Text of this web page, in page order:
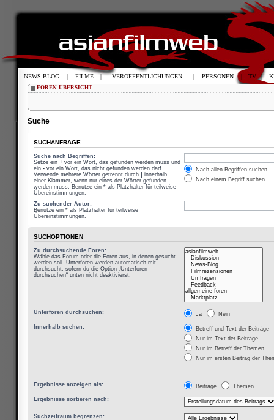
FOREN-ÜBERSICHT
Suche
SUCHANFRAGE
Suche nach Begriffen:
Setze ein + vor ein Wort, das gefunden werden muss und
ein - vor ein Wort, das nicht gefunden werden darf.
Verwende mehrere Wörter getrennt durch
innerhalb
einer Klammer, wenn nur eines der Wörter gefunden
werden muss. Benutze ein * als Platzhalter für teilweise
Übereinstimmungen.
Nach allen Begriffen suchen
Nach einem Begriff suchen
Zu suchender Autor:
Benutze ein * als Platzhalter für teilweise
Übereinstimmungen.
SUCHOPTIONEN
Zu durchsuchende Foren:
Wähle das Forum oder die Foren aus, in denen gesucht
werden soll. Unterforen werden automatisch mit
durchsucht, sofern du die Option „Unterforen
durchsuchen“ unten nicht deaktivierst.
Unterforen durchsuchen: Ja Nein
Innerhalb suchen:
Betreff und Text der Beiträge
Nur im Text der Beiträge
Nur im Betreff der Themen
Nur im ersten Beitrag der
Ergebnisse anzeigen als: Beiträge Themen
Ergebnisse sortieren nach:
Suchzeitraum begrenzen:
NEWS-BLOG | FILME | VERÖFFENTLICHUNGEN | PERSONEN | TV |